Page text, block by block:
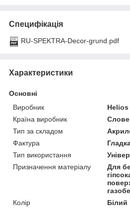
Специфікація
RU-SPEKTRA-Decor-grund.pdf
Характеристики
Основні
Виробник
Helios
Країна виробник
Тип за складом
Фактура
Тип використання
Призначення матеріалу
Для
Колір
Білий